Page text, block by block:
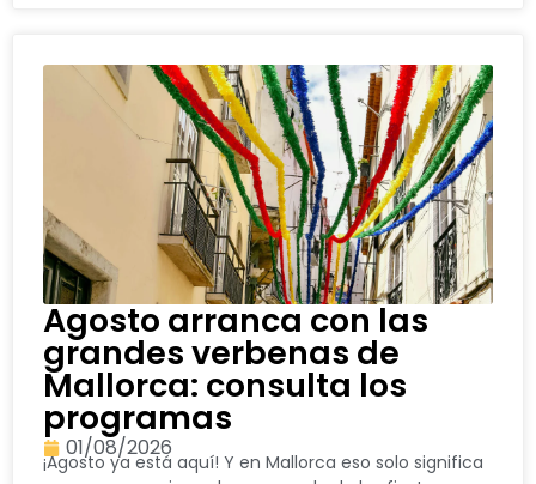
Agosto arranca con las
grandes verbenas de
Mallorca: consulta los
programas
01/08/2026
¡Agosto ya está aquí! Y en Mallorca eso solo significa